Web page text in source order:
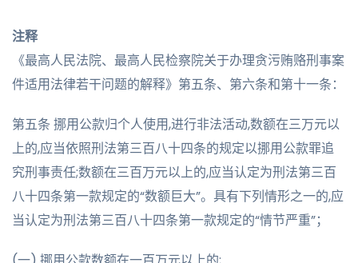
注释
《最高人民法院、最高人民检察院关于办理贪污贿赂刑事案
件适用法律若干问题的解释》第五条、第六条和第十一条：
第五条 挪用公款归个人使用,进行非法活动,数额在三万元以
上的,应当依照刑法第三百八十四条的规定以挪用公款罪追
究刑事责任;数额在三百万元以上的,应当认定为刑法第三百
八十四条第一款规定的“数额巨大”。具有下列情形之一的,应
当认定为刑法第三百八十四条第一款规定的“情节严重”；